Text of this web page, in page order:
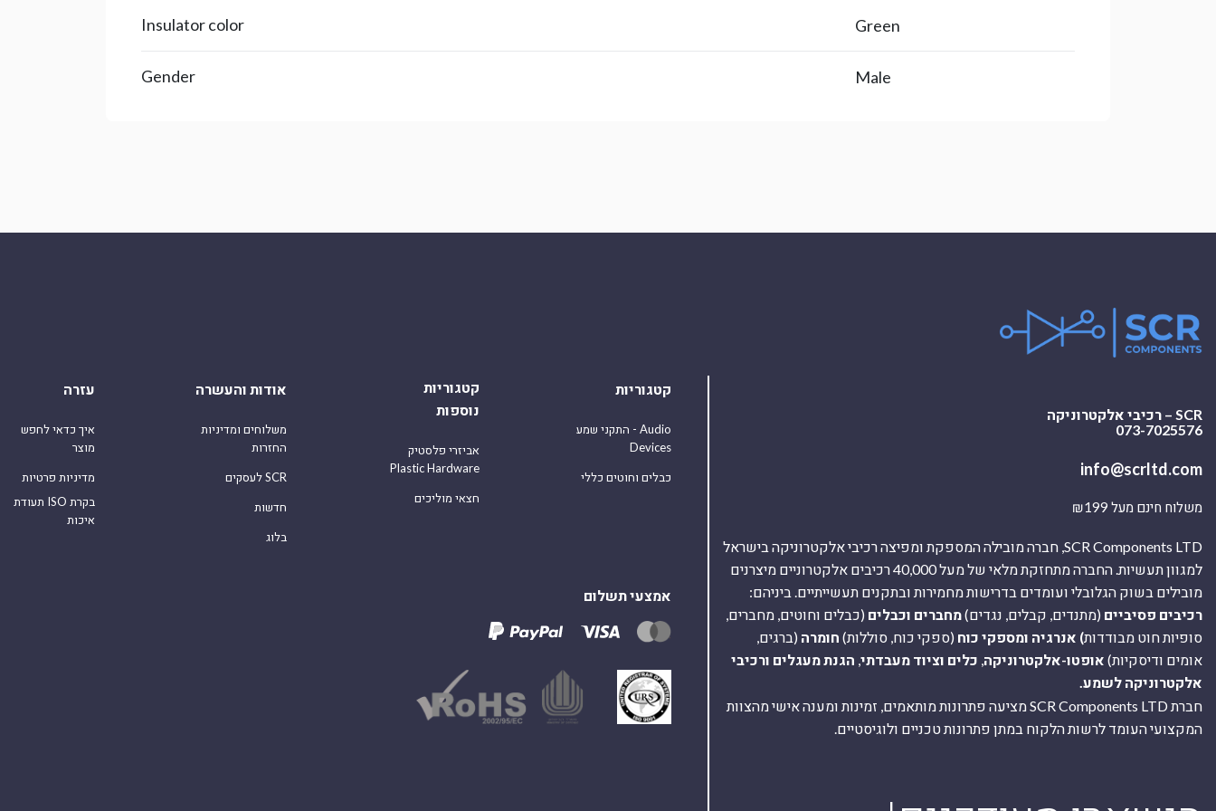
Insulator color Green
Gender Male
SCR – רכיבי אלקטרוניקה
073-7025576
info@scrltd.com
משלוח חינם מעל ₪199
SCR Components LTD, חברה מובילה המספקת ומפיצה רכיבי אלקטרוניקה בישראל
למגוון תעשיות. החברה מתחזקת מלאי של מעל 40,000 רכיבים אלקטרוניים מיצרנים
מובילים בשוק הגלובלי ועומדים בדרישות מחמירות ובתקנים תעשייתיים. ביניהם:
רכיבים פסיביים (מתנדים, קבלים, נגדים)מחברים וכבלים (כבלים וחוטים, מחברים,
סופיות חוט מבודדות) אנרגיה ומספקי כוח (ספקי כוח, סוללות) חומרה (ברגים,
אומים ודיסקיות) אופטו-אלקטרוניקה כלים וציוד מעבדתי הגנת מעגלים ורכיבי
אלקטרוניקה לשמע.
חברת SCR Components LTD מציעה פתרונות מותאמים, זמינות ומענה אישי מהצוות
המקצועי העומד לרשות הלקוח במתן פתרונות טכניים ולוגיסטיים.
קטגוריות
התקני שמע - Audio
Devices
כבלים וחוטים כללי
קטגוריות
נוספות
אביזרי פלסטיק
Plastic Hardware
חצאי מוליכים
אודות והעשרה
משלוחים ומדיניות
החזרות
לעסקים SCR
חדשות
בלוג
עזרה
איך כדאי לחפש
מוצר
מדיניות פרטיות
תעודת ISO בקרת
איכות
אמצעי תשלום